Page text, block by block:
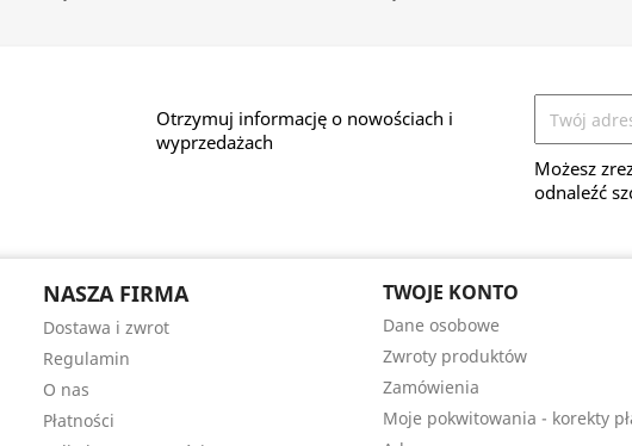
Otrzymuj informację o nowościach i
wyprzedażach
Możesz
odnaleźć
NASZA FIRMA
Dostawa i zwrot
Regulamin
O nas
Płatności
TWOJE KONTO
Dane osobowe
Zwroty produktów
Zamówienia
Moje pokwitowania - korekty